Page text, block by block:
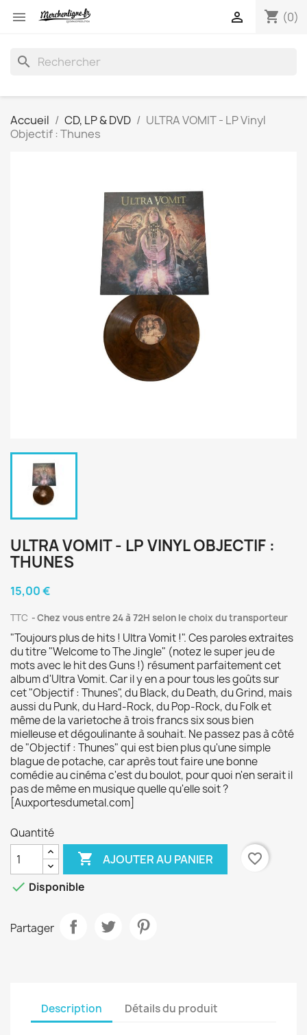
 shopping_cart (0)

search
Accueil CD, LP & DVD
ULTRA VOMIT - LP Vinyl
Objectif : Thunes
ULTRA VOMIT - LP VINYL OBJECTIF :
THUNES
15,00 €
TTC Chez vous entre 24 à 72H selon le choix du transporteur
"Toujours plus de hits ! Ultra Vomit !". Ces paroles extraites
du titre "Welcome to The Jingle" (notez le super jeu de
mots avec le hit des Guns !) résument parfaitement cet
album d'Ultra Vomit. Car il y en a pour tous les goûts sur
cet "Objectif : Thunes", du Black, du Death, du Grind, mais
aussi du Punk, du Hard-Rock, du Pop-Rock, du Folk et
même de la varietoche à trois francs six sous bien
mielleuse et dégoulinante à souhait. Ne passez pas à côté
de "Objectif : Thunes" qui est bien plus qu'une simple
blague de potache, car après tout faire une bonne
comédie au cinéma c'est du boulot, pour quoi n'en serait il
pas de même en musique quelle qu'elle soit ?
[Auxportesdumetal.com]
Quantité
 AJOUTER AU PANIER
favorite_border
 Disponible
Partager
Description Détails du produit